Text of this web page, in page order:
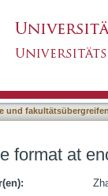
und
format at